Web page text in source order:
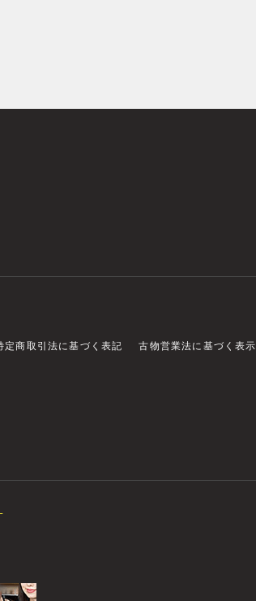
定商取引法に基づく表記 古物営業法に基づく表示